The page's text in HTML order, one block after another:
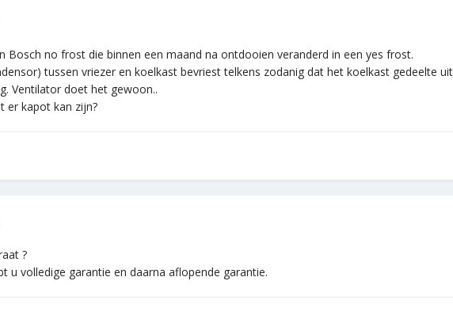
Bosch no frost die binnen een maand na ontdooien veranderd in een yes frost.
tussen vriezer en koelkast bevriest telkens zodanig dat het koelkast gedeelte
Ventilator doet het gewoon..
er kapot kan zijn?
?
u volledige garantie en daarna aflopende garantie.